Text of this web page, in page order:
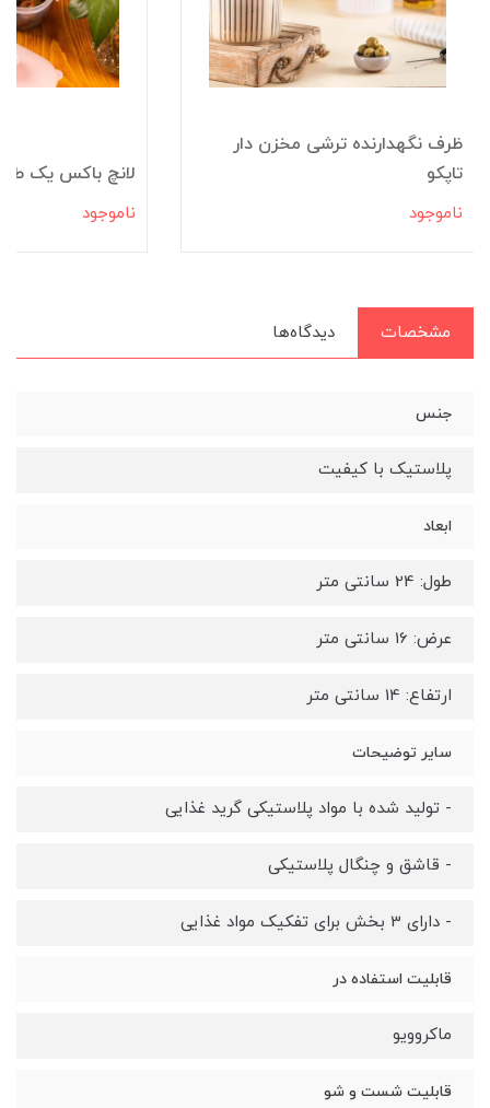
ظرف نگهدارنده ترشی مخزن دار
تاپکو
ناموجود
لانچ باکس یک
ناموجود
مشخصات دیدگاه‌ها
جنس
پلاستیک با کیفیت
ابعاد
طول: 24 سانتی متر
عرض: 16 سانتی متر
ارتفاع: 14 سانتی متر
سایر توضیحات
- تولید شده با مواد پلاستیکی گرید غذایی
- قاشق و چنگال پلاستیکی
- دارای 3 بخش برای تفکیک مواد غذایی
قابلیت استفاده در
ماکروویو
قابلیت شست و شو